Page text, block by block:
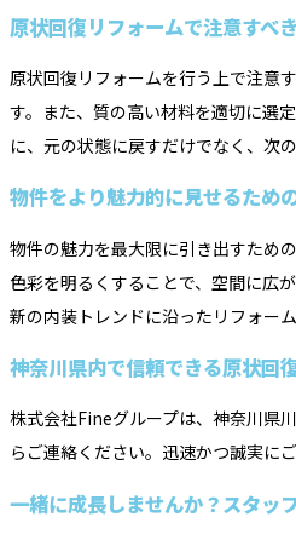
原状回復リフォームで注意すべ
原状回復リフォームを行う上で注意
す。また、質の高い材料を適切に選
に、元の状態に戻すだけでなく、次
物件をより魅力的に見せるため
物件の魅力を最大限に引き出すため
色彩を明るくすることで、空間に広
新の内装トレンドに沿ったリフォー
神奈川県内で信頼できる原状回
株式会社Fineグループは、神奈川県
らご連絡ください。迅速かつ誠実に
一緒に成長しませんか？スタッ